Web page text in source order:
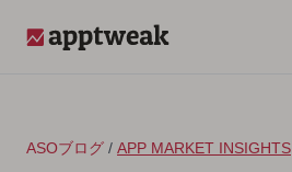
ASOブログ / APP MARKET INSIGHTS